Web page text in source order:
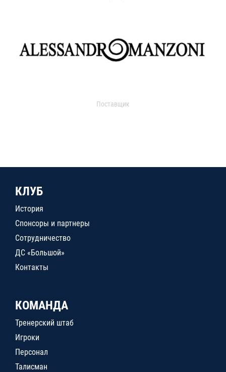
Поставщик
КЛУБ
История
Спонсоры и партнеры
Сотрудничество
ДС «Большой»
Контакты
КОМАНДА
Тренерский штаб
Игроки
Персонал
Талисман